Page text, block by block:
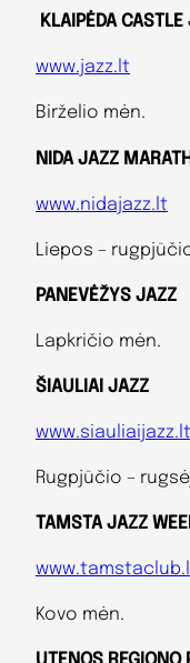
KLAIPĖDA
www.jazz.lt
Birželio mėn.
NIDA JAZZ
www.nidajazz.lt
Liepos –
PANEVĖŽYS JAZZ
Lapkričio mėn.
ŠIAULIAI JAZZ
www.siauliaijazz.lt
Rugpjūčio –
TAMSTA JAZZ
Kovo mėn.